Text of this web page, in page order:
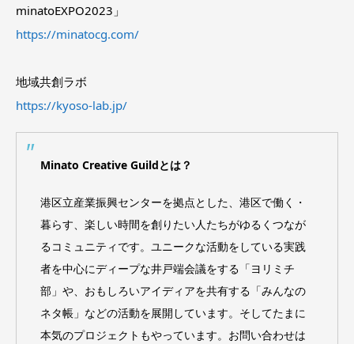
minatoEXPO2023」
https://minatocg.com/
地域共創ラボ
https://kyoso-lab.jp/
Minato Creative Guildとは？
港区立産業振興センターを拠点とした、港区で働く・
暮らす、楽しい時間を創りたい人たちがゆるくつなが
るコミュニティです。ユニークな活動をしている実践
者を中心にディープな井戸端会議をする「ヨリミチ
部」や、おもしろいアイディアを共有する「みんなの
ネタ帳」などの活動を展開しています。そしてたまに
本気のプロジェクトもやっています。お問い合わせは